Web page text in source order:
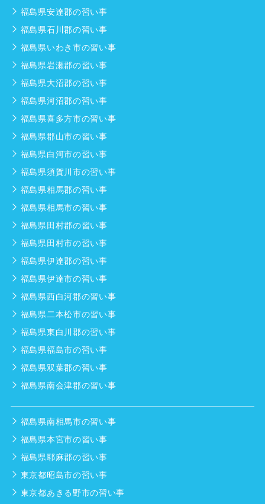
福島県安達郡の習い事
福島県石川郡の習い事
福島県いわき市の習い事
福島県岩瀬郡の習い事
福島県大沼郡の習い事
福島県河沼郡の習い事
福島県喜多方市の習い事
福島県郡山市の習い事
福島県白河市の習い事
福島県須賀川市の習い事
福島県相馬郡の習い事
福島県相馬市の習い事
福島県田村郡の習い事
福島県田村市の習い事
福島県伊達郡の習い事
福島県伊達市の習い事
福島県西白河郡の習い事
福島県二本松市の習い事
福島県東白川郡の習い事
福島県福島市の習い事
福島県双葉郡の習い事
福島県南会津郡の習い事
福島県南相馬市の習い事
福島県本宮市の習い事
福島県耶麻郡の習い事
東京都昭島市の習い事
東京都あきる野市の習い事